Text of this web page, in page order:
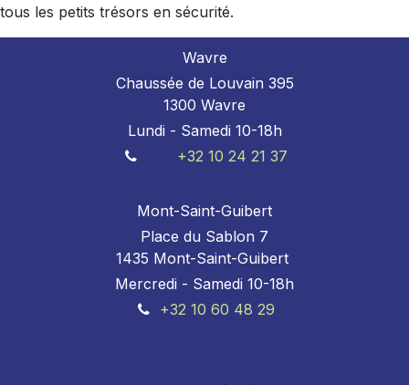
tous les petits trésors en sécurité.
Wavre
Chaussée de Louvain 395
1300 Wavre
Lundi - Samedi 10-18h
+32 10 24 21 37
Mont-Saint-Guibert
Place du Sablon 7
1435 Mont-Saint-Guibert
Mercredi - Samedi 10-18h
+32 10 60 48 29